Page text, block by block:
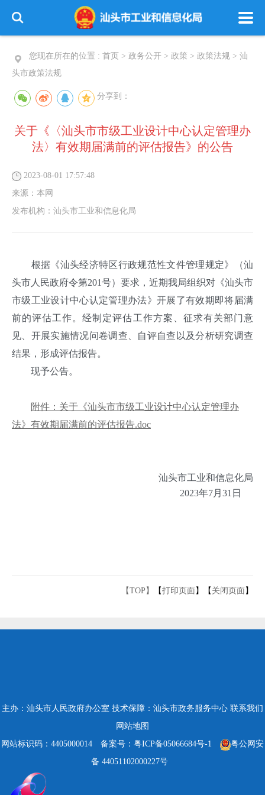
您现在所在的位置 : 首页 > 政务公开 > 政策 > 政策法规 > 汕
头市政策法规
分享到：
关于《〈汕头市市级工业设计中心认定管理办
法〉有效期届满前的评估报告》的公告
2023-08-01 17:57:48
来源： 本网
发布机构： 汕头市工业和信息化局
根据《汕头经济特区行政规范性文件管理规定》（汕
头市人民政府令第201号）要求，近期我局组织对《汕头市
市级工业设计中心认定管理办法》开展了有效期即将届满
前的评估工作。经制定评估工作方案、征求有关部门意
见、开展实施情况问卷调查、自评自查以及分析研究调查
结果，形成评估报告。
现予公告。
附件：关于《汕头市市级工业设计中心认定管理办
法》有效期届满前的评估报告.doc
汕头市工业和信息化局
2023年7月31日
【TOP】 【打印页面 】【 关闭页面 】
主办：汕头市人民政府办公室 技术保障：汕头市政务服务中心 联系我们
网站地图
网站标识码：4405000014
备案号：粤ICP备05066684号-1
粤公网安
备 44051102000227号